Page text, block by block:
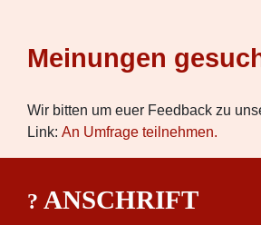
Meinungen
Wir bitten um euer Feedback zu
Link: An Umfrage teilnehmen.
ANSCHRIFT